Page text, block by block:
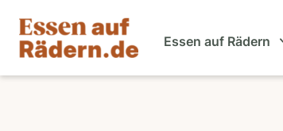
Essen auf Rädern